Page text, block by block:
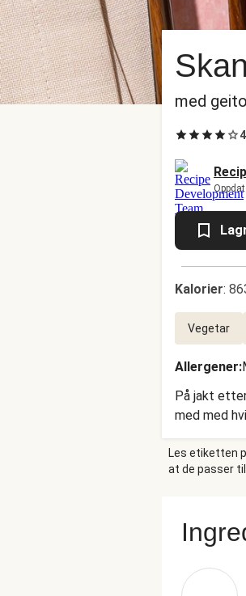
med
Kalorier:
Vegetar
Allergener:
På jakt
med med
Les etiketten
at de passer